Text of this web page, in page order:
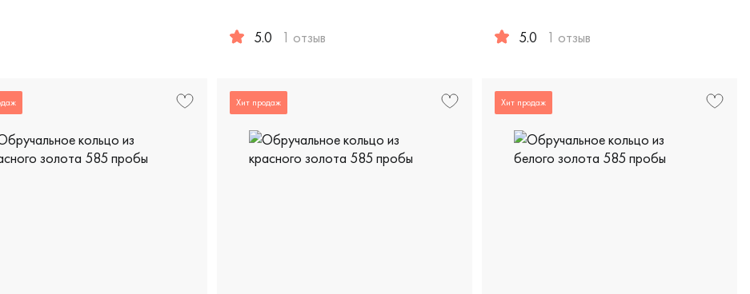
европейская классика, 200-000-454
мужские, парные, белое золото 585 пробы, европейская классика, 210-000-354
5.0 1 отзыв 5.0 1 отзыв
Хит продаж Хит продаж